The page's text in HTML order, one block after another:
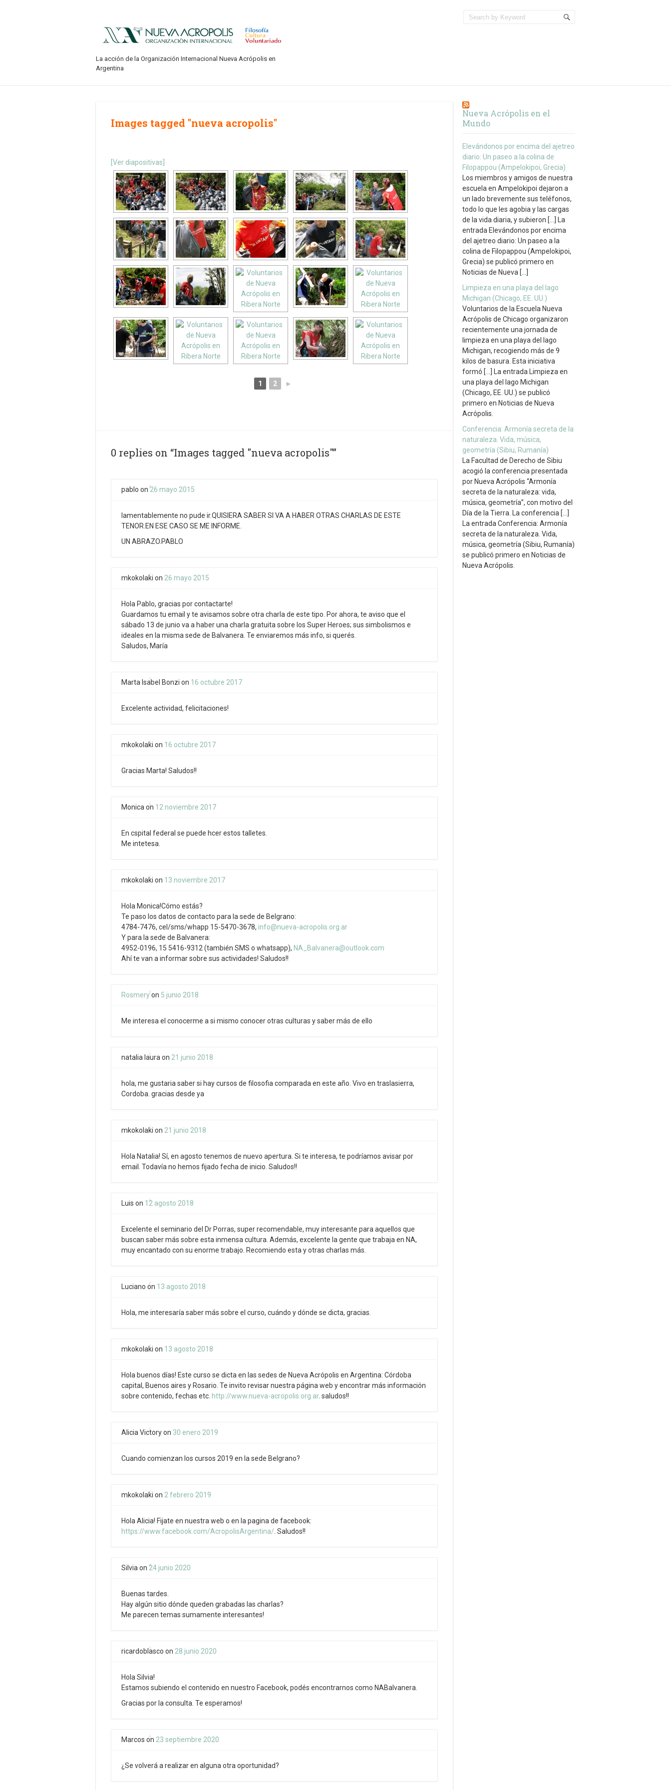
La acción de la Organización Internacional Nueva Acrópolis en
Argentina
Images tagged "nueva acropolis"
[Ver diapositivas]
1 2 ►
0 replies on “Images tagged "nueva acropolis"”
pablo on 26 mayo 2015
lamentablemente no pude ir.QUISIERA SABER SI VA A HABER OTRAS CHARLAS DE ESTE
TENOR.EN ESE CASO SE ME INFORME.
UN ABRAZO.PABLO
mkokolaki on 26 mayo 2015
Hola Pablo, gracias por contactarte!
Guardamos tu email y te avisamos sobre otra charla de este tipo. Por ahora, te aviso que el
sábado 13 de junio va a haber una charla gratuita sobre los Super Heroes; sus simbolismos e
ideales en la misma sede de Balvanera. Te enviaremos más info, si querés.
Saludos, María
Marta Isabel Bonzi on 16 octubre 2017
Excelente actividad, felicitaciones!
mkokolaki on 16 octubre 2017
Gracias Marta! Saludos!!
Monica on 12 noviembre 2017
En cspital federal se puede hcer estos talletes.
Me intetesa.
mkokolaki on 13 noviembre 2017
Hola Monica!Cómo estás?
Te paso los datos de contacto para la sede de Belgrano:
4784-7476, cel/sms/whapp 15-5470-3678, info@nueva-acropolis.org.ar
Y para la sede de Balvanera:
4952-0196, 15 5416-9312 (también SMS o whatsapp), NA_Balvanera@outlook.com
Ahí te van a informar sobre sus actividades! Saludos!!
Rosmeryon 5 junio 2018
Me interesa el conocerme a si mismo conocer otras culturas y saber más de ello
natalia laura on 21 junio 2018
hola, me gustaria saber si hay cursos de filosofia comparada en este año. Vivo en traslasierra,
Cordoba. gracias desde ya
mkokolaki on 21 junio 2018
Hola Natalia! Sí, en agosto tenemos de nuevo apertura. Si te interesa, te podríamos avisar por
email. Todavía no hemos fijado fecha de inicio. Saludos!!
Luis on 12 agosto 2018
Excelente el seminario del Dr Porras, super recomendable, muy interesante para aquellos que
buscan saber más sobre esta inmensa cultura. Además, excelente la gente que trabaja en NA,
muy encantado con su enorme trabajo. Recomiendo esta y otras charlas más.
Luciano on 13 agosto 2018
Hola, me interesaría saber más sobre el curso, cuándo y dónde se dicta, gracias.
mkokolaki on 13 agosto 2018
Hola buenos días! Este curso se dicta en las sedes de Nueva Acrópolis en Argentina: Córdoba
capital, Buenos aires y Rosario. Te invito revisar nuestra página web y encontrar más información
sobre contenido, fechas etc. http://www.nueva-acropolis.org.ar. saludos!!
Alicia Victoryon 30 enero 2019
Cuando comienzan los cursos 2019 en la sede Belgrano?
mkokolaki on 2 febrero 2019
Hola Alicia! Fijate en nuestra web o en la pagina de facebook:
https://www.facebook.com/AcropolisArgentina/ . Saludos!!
Silvia on 24 junio 2020
Buenas tardes.
Hay algún sitio dónde queden grabadas las charlas?
Me parecen temas sumamente interesantes!
ricardoblasco on 28 junio 2020
Hola Silvia!
Estamos subiendo el contenido en nuestro Facebook, podés encontrarnos como NABalvanera.
Gracias por la consulta. Te esperamos!
Marcos on 23 septiembre 2020
¿Se volverá a realizar en alguna otra oportunidad?
Nueva Acrópolis en el
Mundo
Elevándonos por encima del ajetreo
diario: Un paseo a la colina de
Filopappou (Ampelokipoi, Grecia)
Los miembros y amigos de nuestra
escuela en Ampelokipoi dejaron a
un lado brevemente sus teléfonos,
todo lo que les agobia y las cargas
de la vida diaria, y subieron […] La
entrada Elevándonos por encima
del ajetreo diario: Un paseo a la
colina de Filopappou (Ampelokipoi,
Grecia) se publicó primero en
Noticias de Nueva […]
Limpieza en una playa del lago
Michigan (Chicago, EE. UU.)
Voluntarios de la Escuela Nueva
Acrópolis de Chicago organizaron
recientemente una jornada de
limpieza en una playa del lago
Michigan, recogiendo más de 9
kilos de basura. Esta iniciativa
formó […] La entrada Limpieza en
una playa del lago Michigan
(Chicago, EE. UU.) se publicó
primero en Noticias de Nueva
Acrópolis.
Conferencia: Armonía secreta de la
naturaleza. Vida, música,
geometría (Sibiu, Rumanía)
La Facultad de Derecho de Sibiu
acogió la conferencia presentada
por Nueva Acrópolis “Armonía
secreta de la naturaleza: vida,
música, geometría”, con motivo del
Día de la Tierra. La conferencia […]
La entrada Conferencia: Armonía
secreta de la naturaleza. Vida,
música, geometría (Sibiu, Rumanía)
se publicó primero en Noticias de
Nueva Acrópolis.